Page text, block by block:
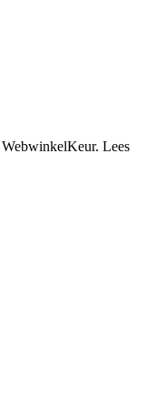
WebwinkelKeur. Lees